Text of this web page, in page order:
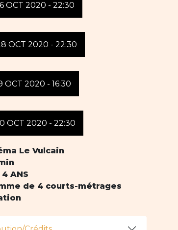
OCT 2020 - 22:30
OCT 2020 - 22:30
OCT 2020 - 16:30
OCT 2020 - 22:30
Le Vulcain
4 ANS
de 4 courts-métrages